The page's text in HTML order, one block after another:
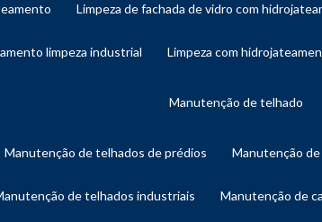
limpeza de fachada de vidro com
limpeza industrial limpeza com
manutenção de telhado
manutenção de telhados de prédios manutenção
manutenção de telhados industriais manutenção de